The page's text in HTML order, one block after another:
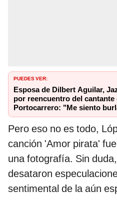
PUEDES VER:
Esposa de Dilbert Aguilar,
por reencuentro del cantante
Portocarrero: "Me siento
Pero eso no es todo,
canción 'Amor pirata'
una fotografía. Sin
desataron
sentimental de la aún